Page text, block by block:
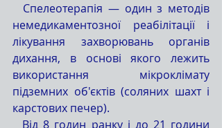
немедикаментозної реабілітації і
лікування захворювань органів
дихання, в основі якого лежить
використання мікроклімату
підземних об'єктів (соляних шахт і
карстових печер).